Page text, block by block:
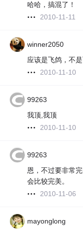
哈哈，搞混了！
2010-11-11
winner2050
应该是飞鸽，不是
2010-11-10
99263
我顶,我顶
2010-11-10
99263
恩，不过要非常
会比较完美。
2010-11-06
mayonglong